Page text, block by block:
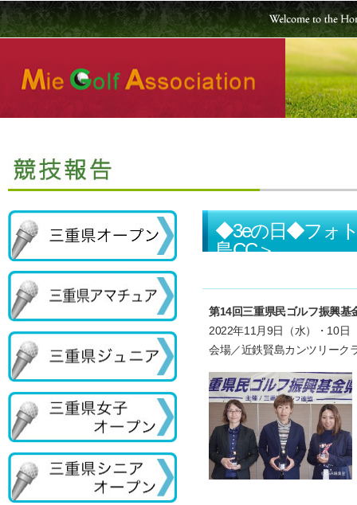
◆3eの日◆フォト
島CC＞
第14回三重県民ゴルフ振興基
2022年11月9日（水）・10日
会場／近鉄賢島カンツリーク